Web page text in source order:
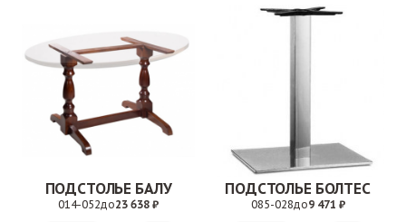
ПОДСТОЛЬЕ БАЛУ
014-052до23 638 ₽
ПОДСТОЛЬЕ БОЛТЕС
085-028до9 471 ₽